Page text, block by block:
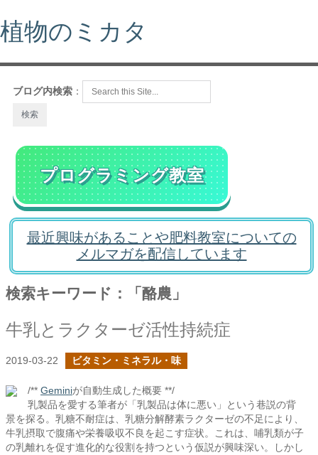
植物のミカタ
ブログ内検索 ：
プログラミング教室
最近興味があることや肥料教室についての
メルマガを配信しています
検索キーワード：「酪農」
牛乳とラクターゼ活性持続症
2019-03-22 ビタミン・ミネラル・味
/** Geminiが自動生成した概要 **/
乳製品を愛する筆者が「乳製品は体に悪い」という巷説の背
景を探る。乳糖不耐症は、乳糖分解酵素ラクターゼの不足により、
牛乳摂取で腹痛や栄養吸収不良を起こす症状。これは、哺乳類が子
の乳離れを促す進化的な役割を持つという仮説が興味深い。しかし